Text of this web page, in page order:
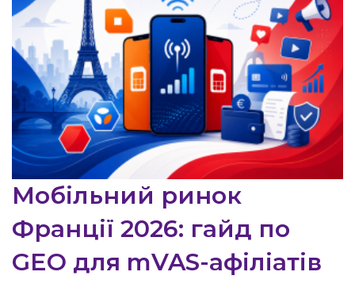
Мобільний ринок
Франції 2026: гайд по
GEO для mVAS-афіліатів